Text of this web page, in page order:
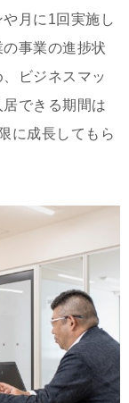
月に1回実施し
事業の進捗状
ビジネスマッ
できる期間は
に成長してもら